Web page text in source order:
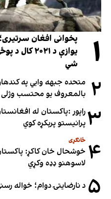
۱
پخوانی افغان
یوازې د
شي
۲ متحده جبهه وايي په
بالمعروف یو محتسب وژلی
۳راپور :پاکستان له
پرانیستو پرېکړه کوي
۴ ځانګړی
خوشحال خان کاکړ:
لاسوهنو ډډه وکړي
۵ د نارضایتۍ دوام؛ خواله